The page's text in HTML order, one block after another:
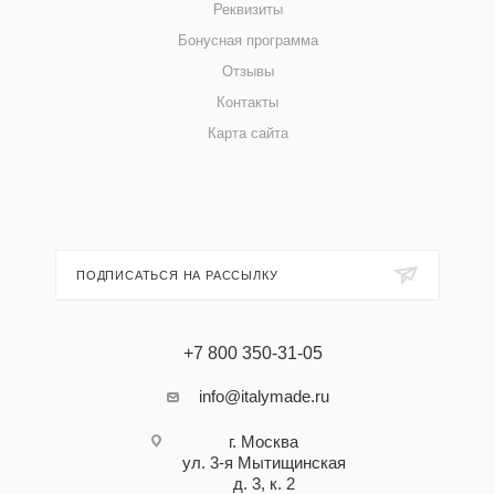
Реквизиты
Бонусная программа
Отзывы
Контакты
Карта сайта
ПОДПИСАТЬСЯ НА РАССЫЛКУ
+7 800 350-31-05
info@italymade.ru
г. Москва
ул. 3-я Мытищинская
д. 3, к. 2